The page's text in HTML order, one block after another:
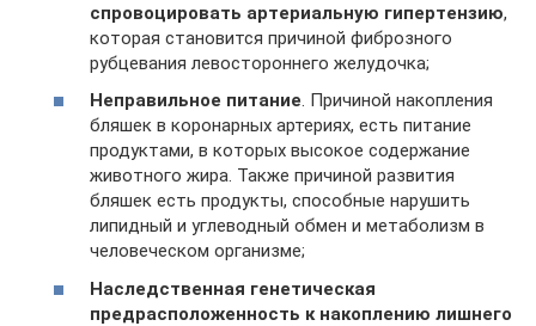
спровоцировать артериальную гипертензию,
которая становится причиной фиброзного
рубцевания левостороннего желудочка;
Неправильное питание. Причиной накопления
бляшек в коронарных артериях, есть питание
продуктами, в которых высокое содержание
животного жира. Также причиной развития
бляшек есть продукты, способные нарушить
липидный и углеводный обмен и метаболизм в
человеческом организме;
Наследственная генетическая
предрасположенность к накоплению лишнего